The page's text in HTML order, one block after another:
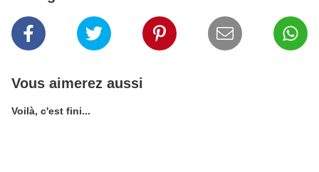
Vous aimerez aussi
Voilà, c'est fini...